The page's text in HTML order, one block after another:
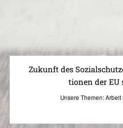
Zukunft des
tionen der EU
Unsere Themen: